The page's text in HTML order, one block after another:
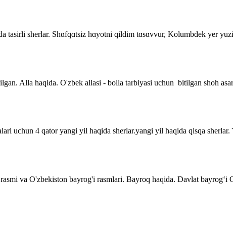
tasirli sherlar. Shɑfqɑtsiz hɑyotni qildim tɑsɑvvur, Kolumbdek yer
Alla haqida. O'zbek allasi - bolla tarbiyasi uchun bitilgan shoh
uchun 4 qator yangi yil haqida sherlar.yangi yil haqida qisqa sherlar.
va O'zbekiston bayrog'i rasmlari. Bayroq haqida. Davlat